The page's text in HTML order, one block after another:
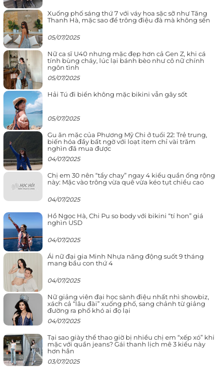
Xuống phố sáng thứ 7 với váy hoa sặc sỡ như Tăng
Thanh Hà, mặc sao để trông điệu đà mà không sến
05/07/2025
Nữ ca sĩ U40 nhưng mặc đẹp hơn cả Gen Z, khi cá
tính bùng cháy, lúc lại bánh bèo như cô nữ chính
ngôn tình
05/07/2025
Hải Tú đi biển không mặc bikini vẫn gây sốt
05/07/2025
Gu ăn mặc của Phương Mỹ Chi ở tuổi 22: Trẻ trung,
biến hóa đầy bất ngờ với loạt item chỉ vài trăm
nghìn đã mua được
04/07/2025
Chị em 30 nên “tẩy chay” ngay 4 kiểu quần ống rộng
này: Mặc vào trông vừa quê vừa kéo tụt chiều cao
04/07/2025
Hồ Ngọc Hà, Chi Pu so body với bikini “tí hon” giá
nghìn USD
04/07/2025
Ái nữ đại gia Minh Nhựa năng động suốt 9 tháng
mang bầu con thứ 4
04/07/2025
Nữ giảng viên đại học sành điệu nhất nhì showbiz,
xách cả “lâu đài” xuống phố, sang chảnh từ giảng
đường ra phố khó ai đọ lại
04/07/2025
Tại sao giày thể thao giờ bị nhiều chị em “xếp xó” khi
mặc với quần jeans? Gái thanh lịch mê 3 kiểu này
hơn hẳn
03/07/2025